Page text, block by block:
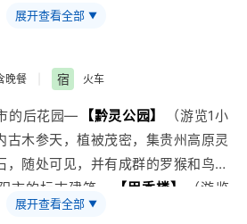
寿宫、状元府，这里气势宏伟的定广
牌坊交相辉映，后入住酒店
展开查看全部 ▼
晚餐 宿 火车
的后花园— 【黔灵公园】
（游览1小
古木参天，植被茂密，集贵州高原灵
，随处可见，并有成群的罗猴和鸟类
市的标志建筑—
【甲秀楼】
（游览
万历年间，建楼以培风水，取“科甲
展开查看全部 ▼